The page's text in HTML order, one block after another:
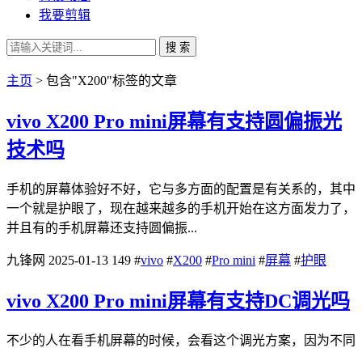
我要剪辑
搜 索
主页 > 包含"X200"标签的文章
vivo X200 Pro mini屏幕有支持圆偏振光
技术吗
手机的屏幕体验好不好，它与多方面的配置是有关系的，其中
一个就是护眼了，现在越来越多的手机开始在这方面发力了，
并且有的手机屏幕还支持圆偏振...
九锋网 2025-01-13 149 #vivo #X200 #Pro mini #屏幕 #护眼
vivo X200 Pro mini屏幕有支持DC调光吗
不少的人在看手机屏幕的时候，会看这个调光方案，因为不同